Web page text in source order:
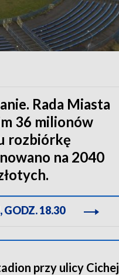
Rada Miasta
36 milionów
rozbiórkę
na 2040
GODZ. 18.30
przy ulicy Cichej